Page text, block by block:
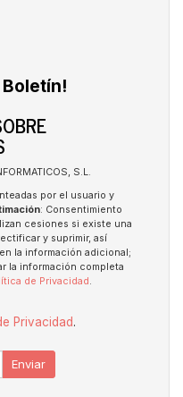
S.L.
por el usuario y
: Consentimiento
cesiones si existe una
y suprimir, así
la información adicional;
la información completa
de Privacidad .
Privacidad.
Enviar